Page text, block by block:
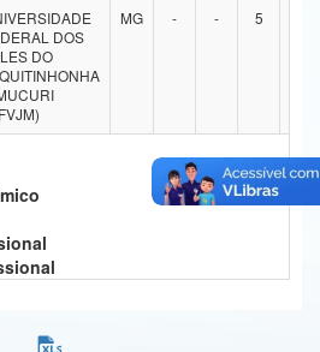
e Comunicações
Direitos Humanos
DOS
DO
MG - - 5